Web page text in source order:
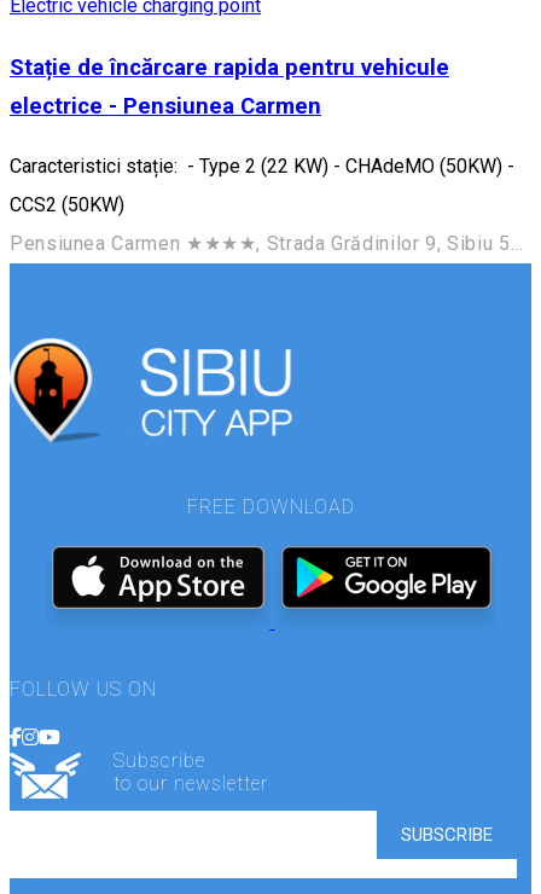
Electric vehicle charging point
Stație de încărcare rapida pentru vehicule
electrice - Pensiunea Carmen
Caracteristici stație: - Type 2 (22 KW) - CHAdeMO (50KW) -
CCS2 (50KW)
Pensiunea Carmen ★★★★, Strada Grădinilor 9, Sibiu 550272, România
FREE DOWNLOAD
FOLLOW US ON
Subscribe
to our newsletter